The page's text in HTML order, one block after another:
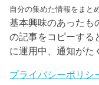
自分の集めた情報をまと
基本興味のあったも
の記事をコピーする
に運用中、通知がた
プライバシーポリシ